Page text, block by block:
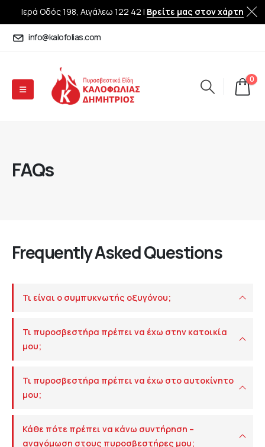
Ιερά Οδός 198, Αιγάλεω 122 42 | Βρείτε μας στον χάρτη
info@kalofolias.com
0
FAQs
Frequently AskedQuestions
Τι είναι ο συμπυκνωτής οξυγόνου;
Τι πυροσβεστήρα πρέπει να έχω στην κατοικία
μου;
Τι πυροσβεστήρα πρέπει να έχω στο αυτοκίνητο
μου;
Κάθε πότε πρέπει να κάνω συντήρηση –
αναγόμωση στους πυροσβεστήρες μου;